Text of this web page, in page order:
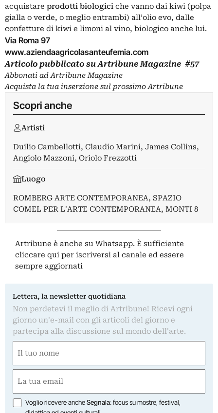
acquistare prodotti biologici che vanno dai kiwi (polpa
gialla o verde, o meglio entrambi) all’olio evo, dalle
confetture di kiwi e limoni al vino, biologico anche lui.
Via Roma 97
www.aziendaagricolasanteufemia.com
Articolo pubblicato su Artribune Magazine #57
Abbonati ad Artribune Magazine
Acquista la tua inserzione sul prossimo Artribune
Scopri anche
Artisti
Duilio Cambellotti, Claudio Marini, James Collins,
Angiolo Mazzoni, Oriolo Frezzotti
Luogo
ROMBERG ARTE CONTEMPORANEA, SPAZIO
COMEL PER L'ARTE CONTEMPORANEA, MONTI 8
Artribune è anche su Whatsapp. È sufficiente
cliccare qui per iscriversi al canale ed essere
sempre aggiornati
Lettera, la newsletter quotidiana
Non perdetevi il meglio di Artribune! Ricevi ogni
giorno un'e-mail con gli articoli del giorno e
partecipa alla discussione sul mondo dell'arte.
(Required)
First
(Required)
Opzioni
Voglio ricevere ancheSegnala: focus su mostre, festival,